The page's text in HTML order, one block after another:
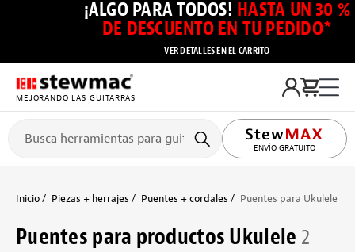
¡ALGO PARA TODOS! HASTA UN 30 %
DE DESCUENTO EN TU PEDIDO*
VER DETALLES EN EL CARRITO
MEJORANDO LAS GUITARRAS
ENVÍO GRATUITO
Inicio Piezas + herrajes Puentes + cordales Puentes para Ukulele
Puentes para productos Ukulele 2